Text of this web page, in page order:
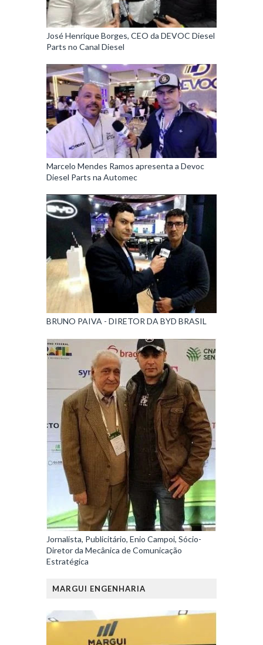
José Henrique Borges, CEO da DEVOC Diesel
Parts no Canal Diesel
Marcelo Mendes Ramos apresenta a Devoc
Diesel Parts na Automec
BRUNO PAIVA - DIRETOR DA BYD BRASIL
Jornalista, Publicitário, Enio Campoi, Sócio-
Diretor da Mecânica de Comunicação
Estratégica
MARGUI ENGENHARIA